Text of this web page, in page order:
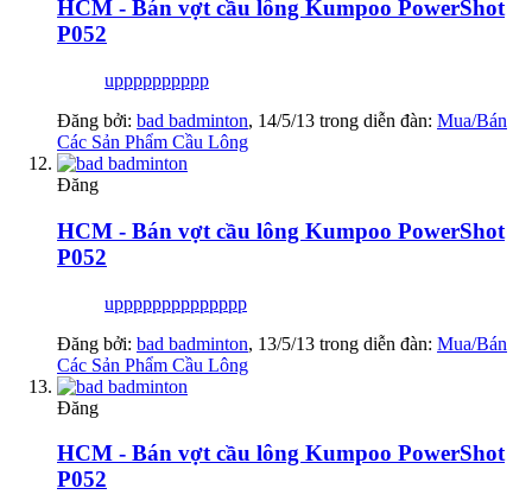
HCM - Bán vợt cầu lông Kumpoo PowerShot
P052
upppppppppp
Đăng bởi: bad badminton, 14/5/13 trong diễn đàn: Mua/Bán
Các Sản Phẩm Cầu Lông
Đăng
HCM - Bán vợt cầu lông Kumpoo PowerShot
P052
upppppppppppppp
Đăng bởi: bad badminton, 13/5/13 trong diễn đàn: Mua/Bán
Các Sản Phẩm Cầu Lông
Đăng
HCM - Bán vợt cầu lông Kumpoo PowerShot
P052